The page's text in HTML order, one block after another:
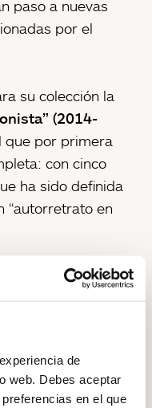
de
web. Debes aceptar
en el que
paso a nuevas
por el
su colección la
(2014-
que por primera
con cinco
ha sido definida
“autorretrato en
Muñoz que
duchas donde
anónimas